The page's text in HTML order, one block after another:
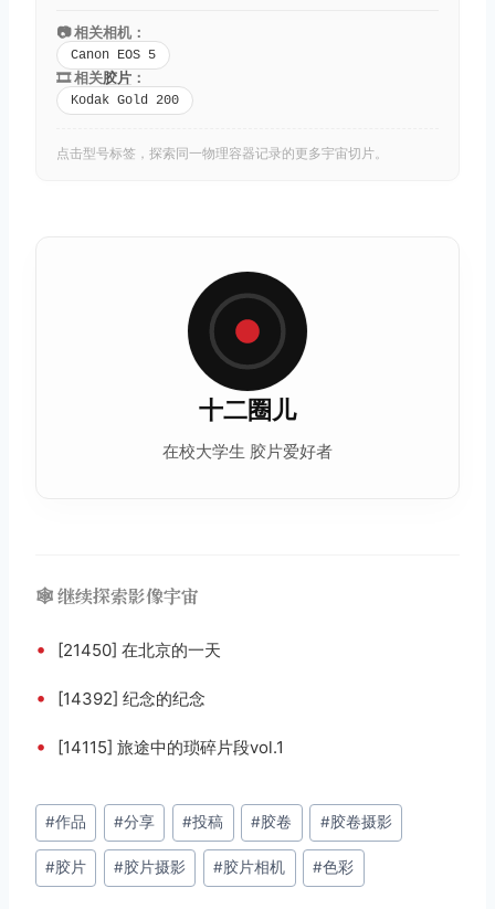
📷 相关相机：
Canon EOS 5
🎞️ 相关胶片 ：
Kodak Gold 200
点击型号标签，探索同一物理容器记录的更多宇宙切片。
十二圈儿
在校大学生 胶片爱好者
🕸️ 继续探索影像宇宙
• [21450] 在北京的一天
• [14392] 纪念的纪念
• [14115] 旅途中的琐碎片段vol.1
文
章
标
#作品 #分享 #投稿 #胶卷 #胶卷摄影
#胶片 #胶片摄影 #胶片相机 #色彩